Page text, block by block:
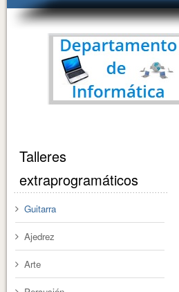
Talleres
extraprogramáticos
Guitarra
Ajedrez
Arte